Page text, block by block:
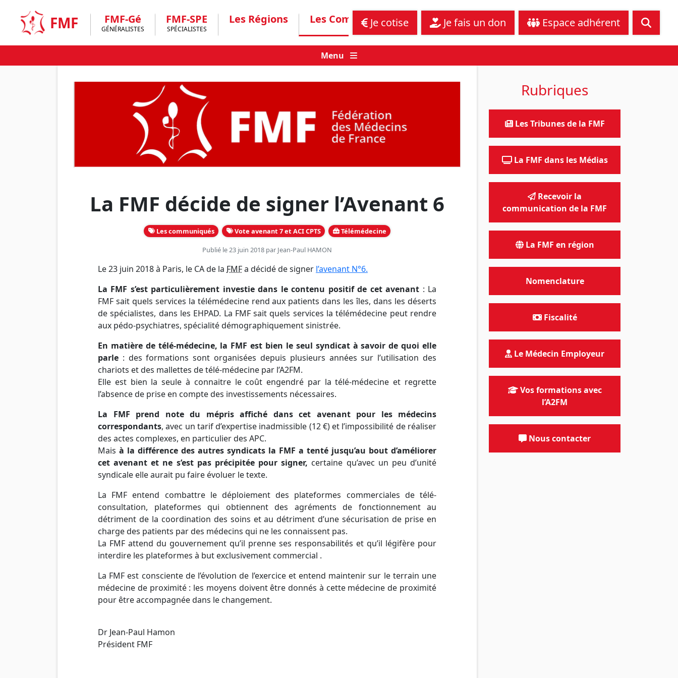
content
FMF FMF-Gé
GÉNÉRALISTES
FMF-SPE
SPÉCIALISTES
Les Régions Les Communiqués Assistance juridique Nous contacter
Je cotise Je fais un don Espace adhérent
Menu
La FMF décide de signer l’Avenant 6
Les communiqués Vote avenant 7 et ACI CPTS Télémédecine
Publié le 23 juin 2018 par Jean-Paul HAMON
Le 23 juin 2018 à Paris, le CA de la FMFa décidé de signer l’avenant N°6.
La FMF s’est particulièrement investie dans le contenu positif de cet avenant : La
FMF sait quels services la télémédecine rend aux patients dans les îles, dans les déserts
de spécialistes, dans les EHPAD. La FMF sait quels services la télémédecine peut rendre
aux pédo-psychiatres, spécialité démographiquement sinistrée.
En matière de télé-médecine, la FMF est bien le seul syndicat à savoir de quoi elle
parle : des formations sont organisées depuis plusieurs années sur l’utilisation des
chariots et des mallettes de télé-médecine par l’A2FM.
Elle est bien la seule à connaitre le coût engendré par la télé-médecine et regrette
l’absence de prise en compte des investissements nécessaires.
La FMF prend note du mépris affiché dans cet avenant pour les médecins
correspondants, avec un tarif d’expertise inadmissible (12 €) et l’impossibilité de réaliser
des actes complexes, en particulier des APC.
Mais à la différence des autres syndicats la FMF a tenté jusqu’au bout d’améliorer
cet avenant et ne s’est pas précipitée pour signer, certaine qu’avec un peu d’unité
syndicale elle aurait pu faire évoluer le texte.
La FMF entend combattre le déploiement des plateformes commerciales de télé-
consultation, plateformes qui obtiennent des agréments de fonctionnement au
détriment de la coordination des soins et au détriment d’une sécurisation de prise en
charge des patients par des médecins qui ne les connaissent pas.
La FMF attend du gouvernement qu’il prenne ses responsabilités et qu’il légifère pour
interdire les plateformes à but exclusivement commercial .
La FMF est consciente de l’évolution de l’exercice et entend maintenir sur le terrain une
médecine de proximité : les moyens doivent être donnés à cette médecine de proximité
pour être accompagnée dans le changement.
Dr Jean-Paul Hamon
Président FMF
Rubriques
Les Tribunes de la FMF
La FMF dans les Médias
Recevoir la
communication de la FMF
La FMF en région
Nomenclature
Fiscalité
Le Médecin Employeur
Vos formations avec
l’A2FM
Nous contacter